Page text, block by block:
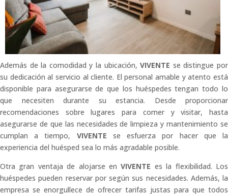
Además de la comodidad y la ubicación, VIVENTE se distingue por
su dedicación al servicio al cliente. El personal amable y atento está
disponible para asegurarse de que los huéspedes tengan todo lo
que necesiten durante su estancia. Desde proporcionar
recomendaciones sobre lugares para comer y visitar, hasta
asegurarse de que las necesidades de limpieza y mantenimiento se
cumplan a tiempo, VIVENTE se esfuerza por hacer que la
experiencia del huésped sea lo más agradable posible.
Otra gran ventaja de alojarse en VIVENTE es la flexibilidad. Los
huéspedes pueden reservar por según sus necesidades. Además, la
empresa se enorgullece de ofrecer tarifas justas para que todos